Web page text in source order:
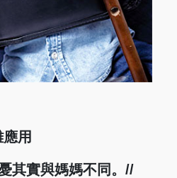
用
其實與媽媽不同。//